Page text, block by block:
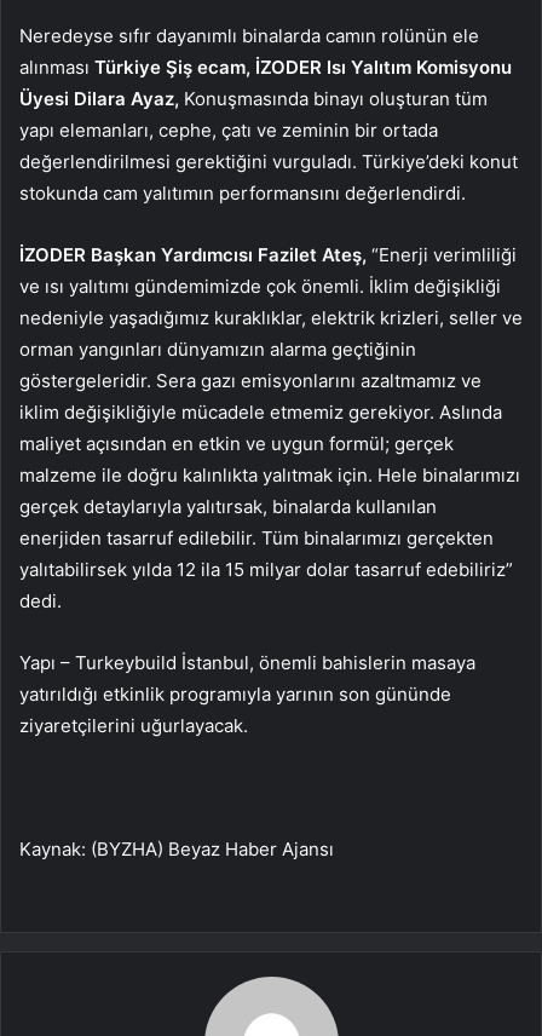
Neredeyse sıfır dayanımlı binalarda camın rolünün ele
alınması Türkiye Şiş ecam, İZODER Isı Yalıtım Komisyonu
Üyesi Dilara Ayaz, Konuşmasında binayı oluşturan tüm
yapı elemanları, cephe, çatı ve zeminin bir ortada
değerlendirilmesi gerektiğini vurguladı. Türkiye’deki konut
stokunda cam yalıtımın performansını değerlendirdi.
İZODER Başkan Yardımcısı Fazilet Ateş, “Enerji verimliliği
ve ısı yalıtımı gündemimizde çok önemli. İklim değişikliği
nedeniyle yaşadığımız kuraklıklar, elektrik krizleri, seller ve
orman yangınları dünyamızın alarma geçtiğinin
göstergeleridir. Sera gazı emisyonlarını azaltmamız ve
iklim değişikliğiyle mücadele etmemiz gerekiyor. Aslında
maliyet açısından en etkin ve uygun formül; gerçek
malzeme ile doğru kalınlıkta yalıtmak için. Hele binalarımızı
gerçek detaylarıyla yalıtırsak, binalarda kullanılan
enerjiden tasarruf edilebilir. Tüm binalarımızı gerçekten
yalıtabilirsek yılda 12 ila 15 milyar dolar tasarruf edebiliriz”
dedi.
Yapı – Turkeybuild İstanbul, önemli bahislerin masaya
yatırıldığı etkinlik programıyla yarının son gününde
ziyaretçilerini uğurlayacak.
Kaynak: (BYZHA) Beyaz Haber Ajansı